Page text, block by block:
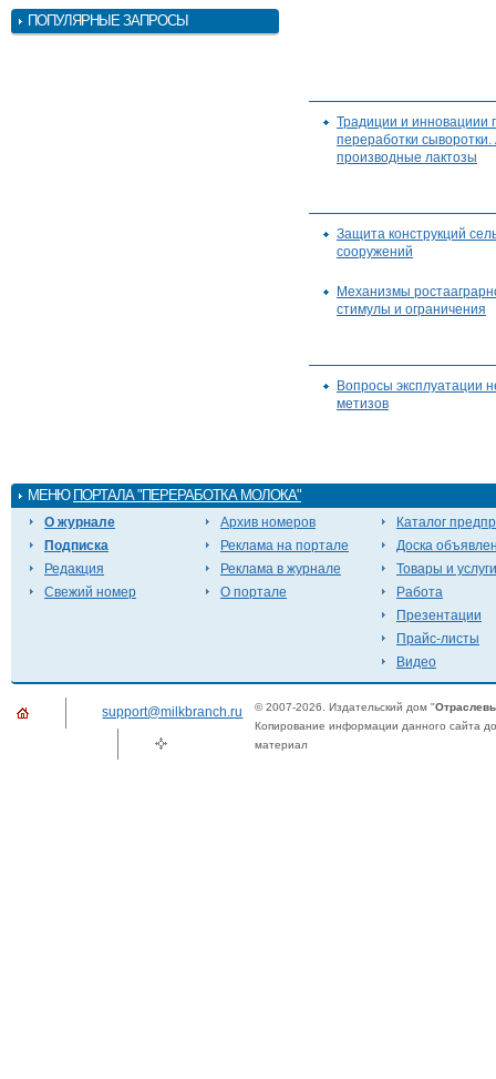
ПОПУЛЯРНЫЕ ЗАПРОСЫ
Традиции и
переработки
производные лактозы
Защита конструкций
сооружений
Механизмы
стимулы и ограничения
Вопросы эксплуатации
метизов
МЕНЮ ПОРТАЛА "ПЕРЕРАБОТКА МОЛОКА"
О журнале
Подписка
Редакция
Свежий номер
Архив номеров
Реклама на портале
Реклама в журнале
О портале
Каталог
Доска
Товары и услуги
Работа
Презентации
Прайс-листы
Видео
support@milkbranch.ru © 2007-2026. Издательский дом "
Копирование информации данного сайта
материал